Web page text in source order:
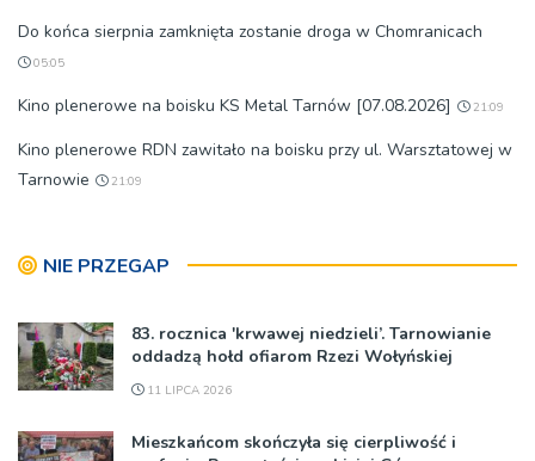
Do końca sierpnia zamknięta zostanie droga w Chomranicach
05:05
Kino plenerowe na boisku KS Metal Tarnów [07.08.2026] 21:09
Kino plenerowe RDN zawitało na boisku przy ul. Warsztatowej w
Tarnowie
21:09
NIE PRZEGAP
83. rocznica 'krwawej niedzieli’. Tarnowianie
oddadzą hołd ofiarom Rzezi Wołyńskiej
11 LIPCA 2026
Mieszkańcom skończyła się cierpliwość i